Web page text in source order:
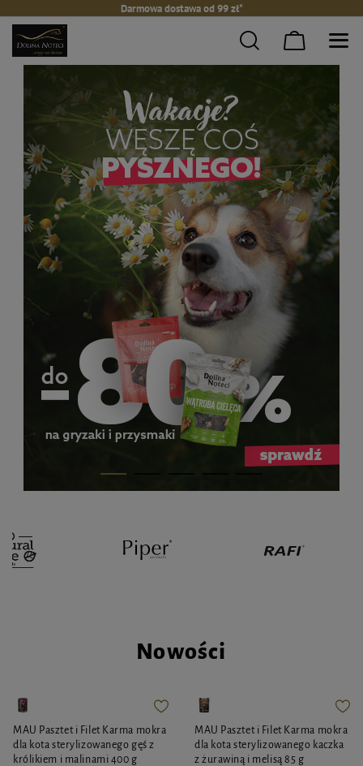
Darmowa dostawa od 99 zł*
Nowości
MAU Pasztet i Filet Karma mokra
dla kota sterylizowanego gęś z
królikiem i malinami 400 g
MAU Pasztet i Filet Karma mokra
dla kota sterylizowanego kaczka
z żurawiną i melisą 85 g